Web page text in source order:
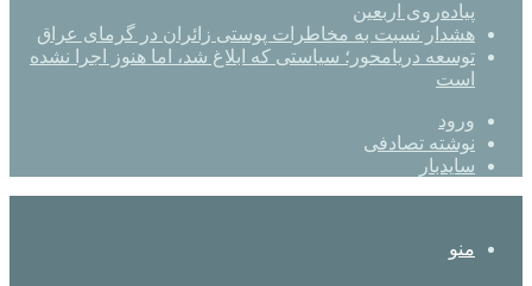
پیاده‌روی اربعین
هشدار نسبت به مخاطرات پوستی زائران در گرمای عراق
توسعه دریامحور؛ سیاستی که ابلاغ شد، اما هنوز اجرا نشده
است
ورود
نوشته تصادفی
سایدبار
منو